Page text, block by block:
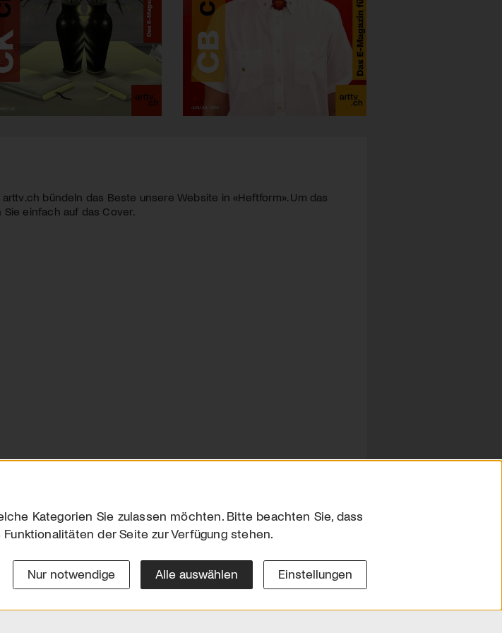
bündeln das Beste unsere Website in «Heftform». Um das
einfach auf das Cover.
Impressum
Kategorien Sie zulassen möchten. Bitte beachten Sie, dass
der Seite zur Verfügung stehen.
Nur notwendige Alle auswählen Einstellungen